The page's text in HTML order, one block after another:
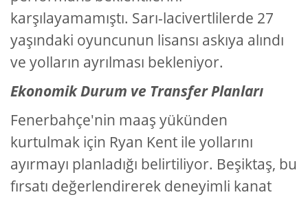
karşılayamamıştı. Sarı-lacivertlilerde 27
yaşındaki oyuncunun lisansı askıya alındı
ve yolların ayrılması bekleniyor.
Ekonomik Durum ve Transfer Planları
Fenerbahçe'nin maaş yükünden
kurtulmak için Ryan Kent ile yollarını
ayırmayı planladığı belirtiliyor. Beşiktaş, bu
fırsatı değerlendirerek deneyimli kanat